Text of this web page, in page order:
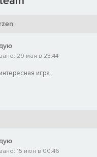
29 мая в 23:44
игра.
15 июн в 00:46